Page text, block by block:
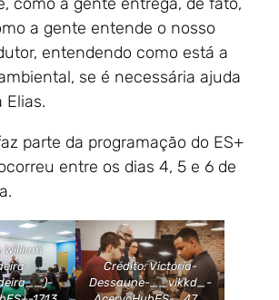
a gente entende o nosso
entendendo como está a
se é necessária ajuda
Elias.
parte da programação do ES+
entre os dias 4, 5 e 6 de
William
Crédito: Victória-
Dessaune-__vikkd_-